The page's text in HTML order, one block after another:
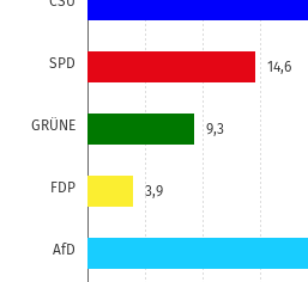
SPD
GRÜNE
FDP
AfD
14,6
9,3
3,9